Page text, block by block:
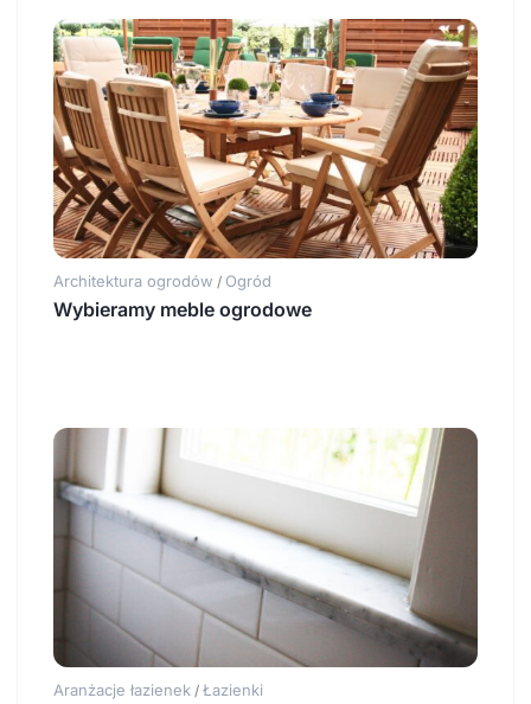
Architektura ogrodów / Ogród
Wybieramy meble ogrodowe
Aranżacje łazienek / Łazienki